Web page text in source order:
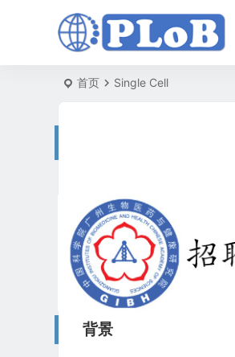
首页 Single Cell
背景